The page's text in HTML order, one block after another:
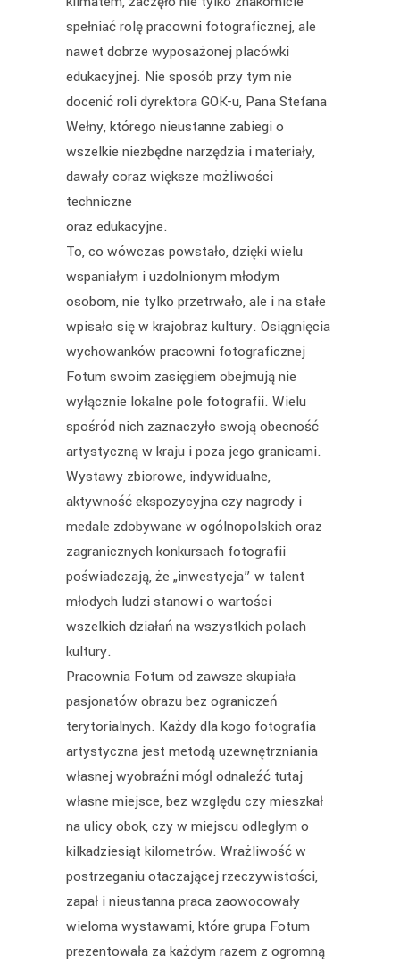
spełniać rolę pracowni fotograficznej, ale
nawet dobrze wyposażonej placówki
edukacyjnej. Nie sposób przy tym nie
docenić roli dyrektora GOK-u, Pana Stefana
Wełny, którego nieustanne zabiegi o
wszelkie niezbędne narzędzia i materiały,
dawały coraz większe możliwości
techniczne
oraz edukacyjne.
To, co wówczas powstało, dzięki wielu
wspaniałym i uzdolnionym młodym
osobom, nie tylko przetrwało, ale i na stałe
wpisało się w krajobraz kultury. Osiągnięcia
wychowanków pracowni fotograficznej
Fotum swoim zasięgiem obejmują nie
wyłącznie lokalne pole fotografii. Wielu
spośród nich zaznaczyło swoją obecność
artystyczną w kraju i poza jego granicami.
Wystawy zbiorowe, indywidualne,
aktywność ekspozycyjna czy nagrody i
medale zdobywane w ogólnopolskich oraz
zagranicznych konkursach fotografii
poświadczają, że „inwestycja” w talent
młodych ludzi stanowi o wartości
wszelkich działań na wszystkich polach
kultury.
Pracownia Fotum od zawsze skupiała
pasjonatów obrazu bez ograniczeń
terytorialnych. Każdy dla kogo fotografia
artystyczna jest metodą uzewnętrzniania
własnej wyobraźni mógł odnaleźć tutaj
własne miejsce, bez względu czy mieszkał
na ulicy obok, czy w miejscu odległym o
kilkadziesiąt kilometrów. Wrażliwość w
postrzeganiu otaczającej rzeczywistości,
zapał i nieustanna praca zaowocowały
wieloma wystawami, które grupa Fotum
prezentowała za każdym razem z ogromną